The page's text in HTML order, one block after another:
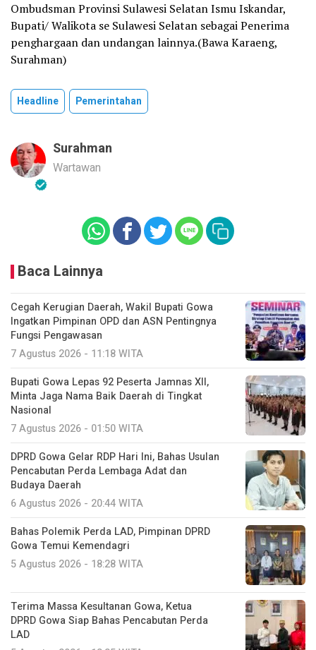
Ombudsman Provinsi Sulawesi Selatan Ismu Iskandar,
Bupati/ Walikota se Sulawesi Selatan sebagai Penerima
penghargaan dan undangan lainnya.(Bawa Karaeng,
Surahman)
Headline Pemerintahan
Surahman
Wartawan
Baca Lainnya
Cegah Kerugian Daerah, Wakil Bupati Gowa
Ingatkan Pimpinan OPD dan ASN Pentingnya
Fungsi Pengawasan
7 Agustus 2026 - 11:18 WITA
Bupati Gowa Lepas 92 Peserta Jamnas XII,
Minta Jaga Nama Baik Daerah di Tingkat
Nasional
7 Agustus 2026 - 01:50 WITA
DPRD Gowa Gelar RDP Hari Ini, Bahas Usulan
Pencabutan Perda Lembaga Adat dan
Budaya Daerah
6 Agustus 2026 - 20:44 WITA
Bahas Polemik Perda LAD, Pimpinan DPRD
Gowa Temui Kemendagri
5 Agustus 2026 - 18:28 WITA
Terima Massa Kesultanan Gowa, Ketua
DPRD Gowa Siap Bahas Pencabutan Perda
LAD